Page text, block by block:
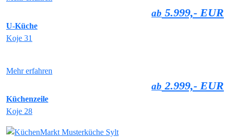
ab 5.999,- EUR
U-Küche
Koje 31
Mehr erfahren
ab 2.999,- EUR
Küchenzeile
Koje 28